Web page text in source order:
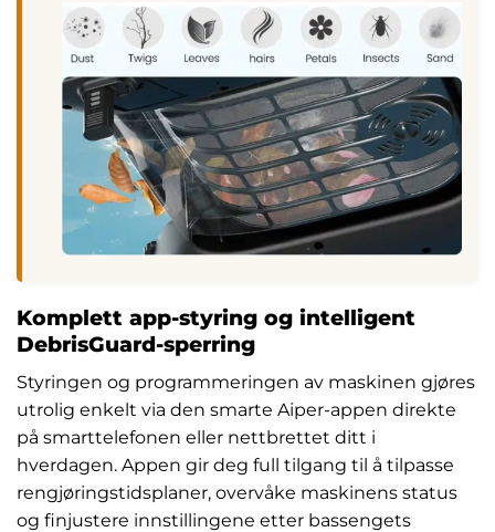
Komplett app-styring og intelligent
DebrisGuard-sperring
Styringen og programmeringen av maskinen gjøres
utrolig enkelt via den smarte Aiper-appen direkte
på smarttelefonen eller nettbrettet ditt i
hverdagen. Appen gir deg full tilgang til å tilpasse
rengjøringstidsplaner, overvåke maskinens status
og finjustere innstillingene etter bassengets